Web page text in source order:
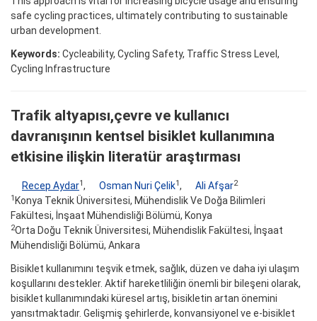
safe cycling practices, ultimately contributing to sustainable
urban development.
Keywords: Cycleability, Cycling Safety, Traffic Stress Level,
Cycling Infrastructure
Trafik altyapısı,çevre ve kullanıcı
davranışının kentsel bisiklet kullanımına
etkisine ilişkin literatür araştırması
Recep Aydar1, Osman Nuri Çelik1, Ali Afşar2
1 Konya Teknik Üniversitesi, Mühendislik Ve Doğa Bilimleri
Fakültesi, İnşaat Mühendisliği Bölümü, Konya
2Orta Doğu Teknik Üniversitesi, Mühendislik Fakültesi, İnşaat
Mühendisliği Bölümü, Ankara
Bisiklet kullanımını teşvik etmek, sağlık, düzen ve daha iyi ulaşım
koşullarını destekler. Aktif hareketliliğin önemli bir bileşeni olarak,
bisiklet kullanımındaki küresel artış, bisikletin artan önemini
yansıtmaktadır. Gelişmiş şehirlerde, konvansiyonel ve e-bisiklet